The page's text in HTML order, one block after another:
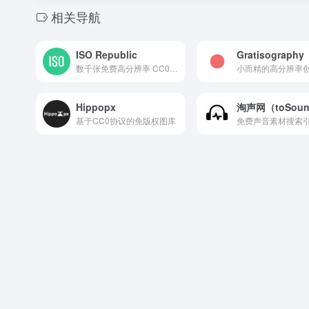
相关导航
ISO Republic Gratisography
小而精的高分辨率
Hippopx
基于CC0协议的免版权图库
淘声网（
免费声音素材搜索